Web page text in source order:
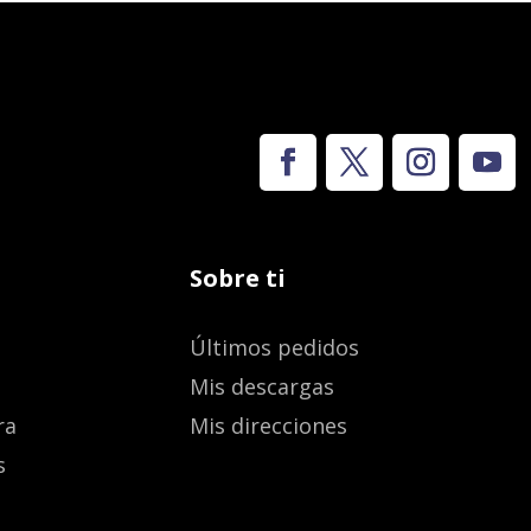
Sobre ti
Últimos pedidos
Mis descargas
Mis direcciones